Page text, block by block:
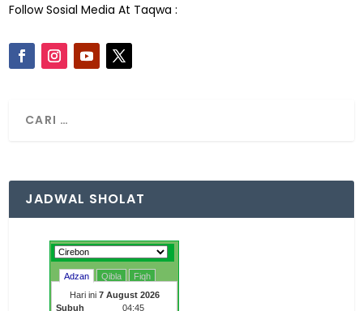
Follow Sosial Media At Taqwa :
JADWAL SHOLAT